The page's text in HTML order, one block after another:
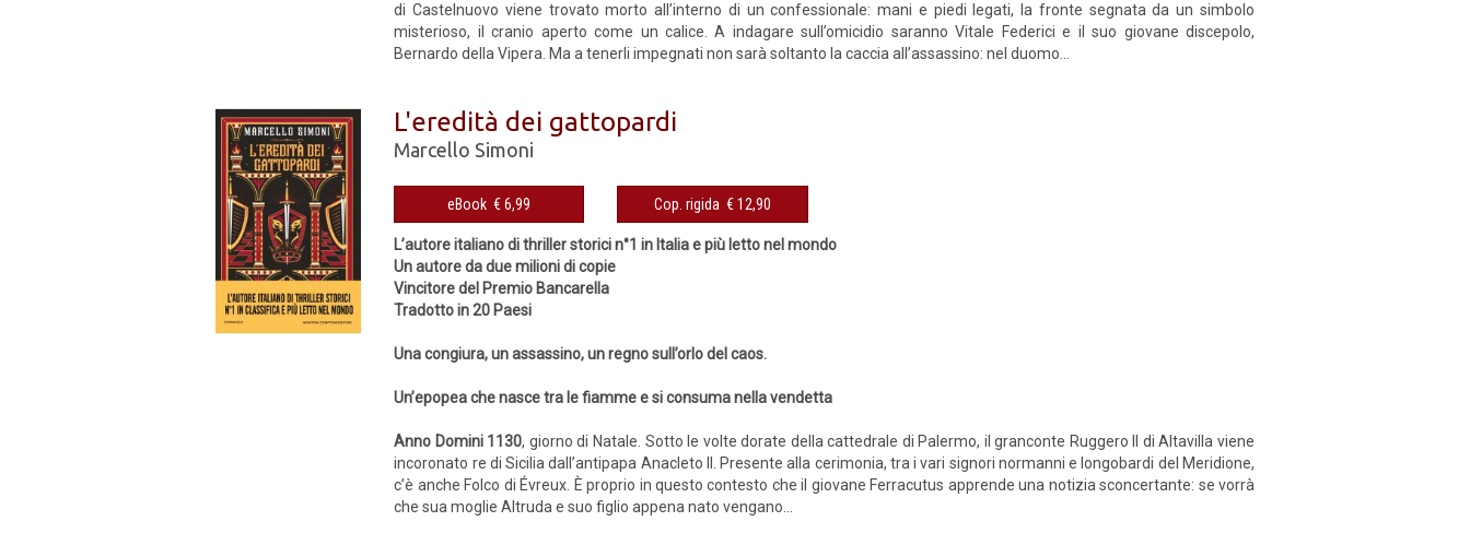
di Castelnuovo viene trovato morto all’interno di un confessionale: mani e piedi legati, la fronte segnata da un simbolo
misterioso, il cranio aperto come un calice. A indagare sull’omicidio saranno Vitale Federici e il suo giovane discepolo,
Bernardo della Vipera. Ma a tenerli impegnati non sarà soltanto la caccia all’assassino: nel duomo...
L'eredità dei gattopardi
Marcello Simoni
eBook € 6,99 Cop. rigida € 12,90
L’autore italiano di thriller storici n°1 in Italia e più letto nel mondo
Un autore da due milioni di copie
Vincitore del Premio Bancarella
Tradotto in 20 Paesi
Una congiura, un assassino, un regno sull’orlo del caos.
Un’epopea che nasce tra le fiamme e si consuma nella vendetta
Anno Domini 1130, giorno di Natale. Sotto le volte dorate della cattedrale di Palermo, il granconte Ruggero II di Altavilla viene
incoronato re di Sicilia dall’antipapa Anacleto II. Presente alla cerimonia, tra i vari signori normanni e longobardi del Meridione,
c’è anche Folco di Évreux. È proprio in questo contesto che il giovane Ferracutus apprende una notizia sconcertante: se vorrà
che sua moglie Altruda e suo figlio appena nato vengano...